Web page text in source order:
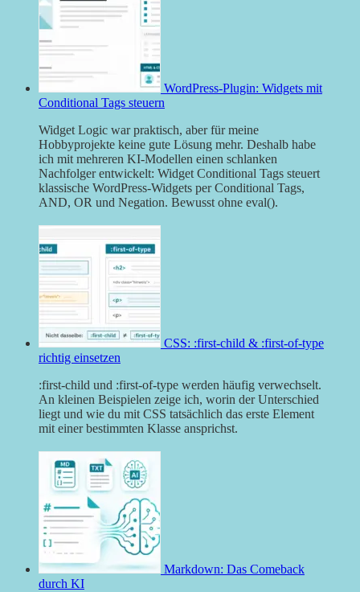
WordPress-Plugin: Widgets mit
Conditional Tags steuern
Widget Logic war praktisch, aber für meine
Hobbyprojekte keine gute Lösung mehr. Deshalb habe
ich mit mehreren KI-Modellen einen schlanken
Nachfolger entwickelt: Widget Conditional Tags steuert
klassische WordPress-Widgets per Conditional Tags,
AND, OR und Negation. Bewusst ohne eval().
CSS: :first-child & :first-of-type
richtig einsetzen
:first-child und :first-of-type werden häufig verwechselt.
An kleinen Beispielen zeige ich, worin der Unterschied
liegt und wie du mit CSS tatsächlich das erste Element
mit einer bestimmten Klasse ansprichst.
Markdown: Das Comeback
durch KI